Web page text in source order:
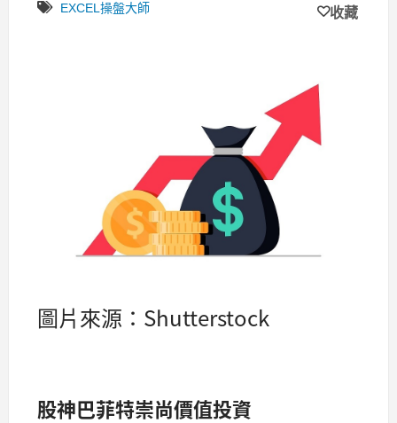
EXCEL操盤大師 收藏
圖片來源：Shutterstock
股神巴菲特崇尚價值投資